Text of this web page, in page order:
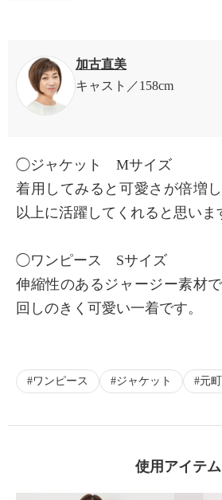
加古直美
キャスト
158cm
◯ジャケット Mサイズ
着用してみると可愛さが倍増
以上に活躍してくれると思いま
◯ワンピース Sサイズ
伸縮性のあるジャージー素材
回しのきく可愛い一着です。
ワンピース ジャケット 元
使用アイテム